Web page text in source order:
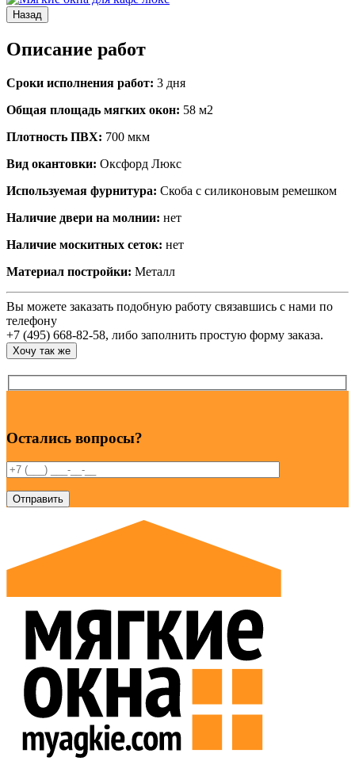
Назад
Описание работ
Сроки исполнения работ: 3 дня
Общая площадь мягких окон: 58 м2
Плотность ПВХ: 700 мкм
Вид окантовки: Оксфорд Люкс
Используемая фурнитура: Скоба с силиконовым ремешком
Наличие двери на молнии: нет
Наличие москитных сеток: нет
Материал постройки: Металл
Вы можете заказать подобную работу связавшись с нами по
телефону
+7 (495) 668-82-58, либо заполнить простую форму заказа.
Хочу так же
Остались вопросы?